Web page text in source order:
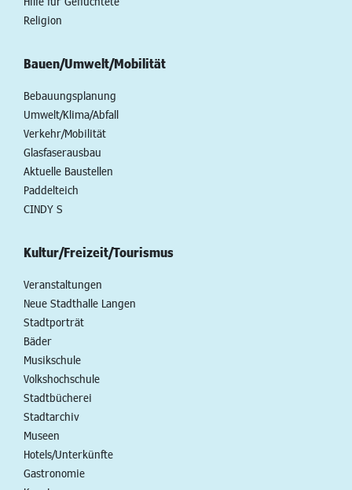
Religion
Bauen/Umwelt/Mobilität
Bebauungsplanung
Umwelt/Klima/Abfall
Verkehr/Mobilität
Glasfaserausbau
Aktuelle Baustellen
Paddelteich
CINDY S
Kultur/Freizeit/Tourismus
Veranstaltungen
Neue Stadthalle Langen
Stadtporträt
Bäder
Musikschule
Volkshochschule
Stadtbücherei
Stadtarchiv
Museen
Hotels/Unterkünfte
Gastronomie